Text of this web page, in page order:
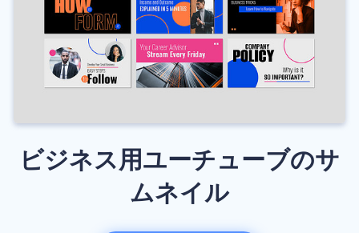
ビジネス用ユーチューブのサ
ムネイル